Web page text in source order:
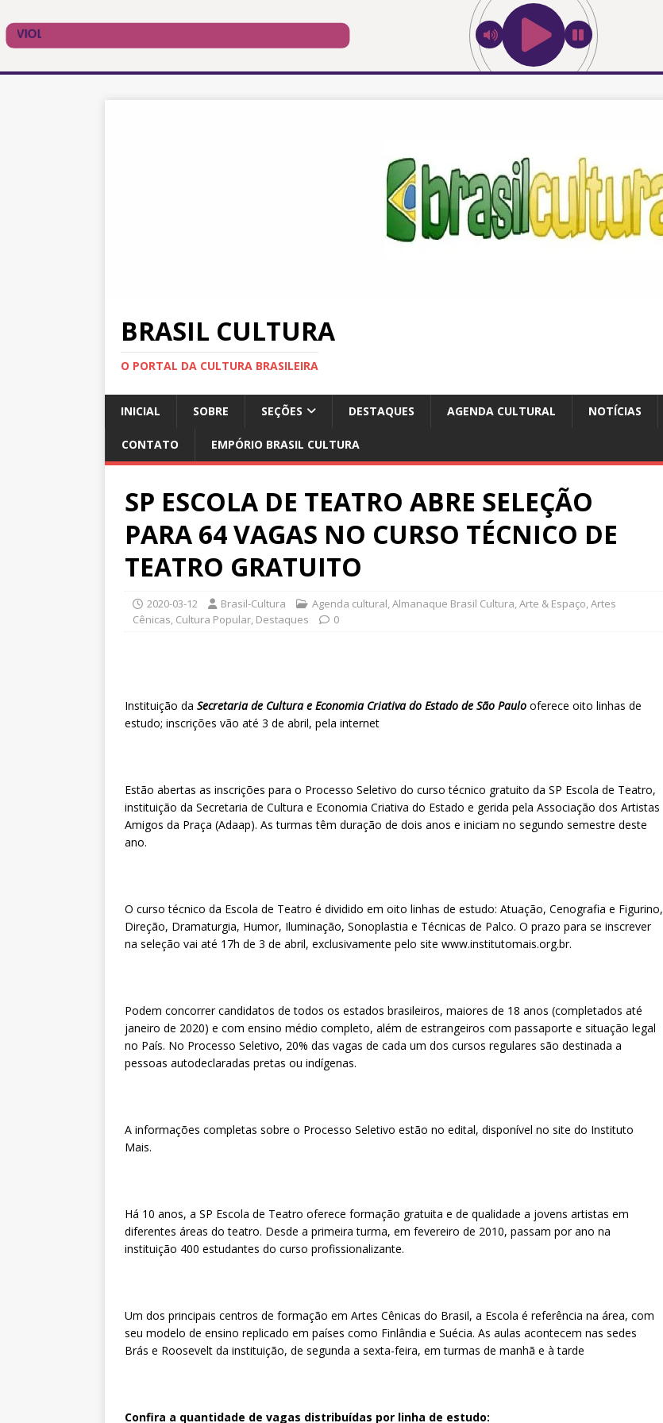
BRASIL CULTURA
O PORTAL DA CULTURA BRASILEIRA
INICIAL SOBRE SEÇÕES DESTAQUES AGENDA CULTURAL NOTÍCIAS
CONTATO EMPÓRIO BRASIL CULTURA
SP ESCOLA DE TEATRO ABRE SELEÇÃO
PARA 64 VAGAS NO CURSO TÉCNICO DE
TEATRO GRATUITO
2020-03-12 Brasil-Cultura Agenda cultural,Almanaque Brasil Cultura,Arte & Espaço,Artes
Cênicas, Cultura Popular, Destaques 0
Instituição da Secretaria de Cultura e Economia Criativa do Estado de São Paulo oferece oito linhas de
estudo; inscrições vão até 3 de abril, pela internet
Estão abertas as inscrições para o Processo Seletivo do curso técnico gratuito da SP Escola de Teatro,
instituição da Secretaria de Cultura e Economia Criativa do Estado e gerida pela Associação dos Artistas
Amigos da Praça (Adaap). As turmas têm duração de dois anos e iniciam no segundo semestre deste
ano.
O curso técnico da Escola de Teatro é dividido em oito linhas de estudo: Atuação, Cenografia e Figurino,
Direção, Dramaturgia, Humor, Iluminação, Sonoplastia e Técnicas de Palco. O prazo para se inscrever
na seleção vai até 17h de 3 de abril, exclusivamente pelo site www.institutomais.org.br.
Podem concorrer candidatos de todos os estados brasileiros, maiores de 18 anos (completados até
janeiro de 2020) e com ensino médio completo, além de estrangeiros com passaporte e situação legal
no País. No Processo Seletivo, 20% das vagas de cada um dos cursos regulares são destinada a
pessoas autodeclaradas pretas ou indígenas.
A informações completas sobre o Processo Seletivo estão no edital, disponível no site do Instituto
Mais.
Há 10 anos, a SP Escola de Teatro oferece formação gratuita e de qualidade a jovens artistas em
diferentes áreas do teatro. Desde a primeira turma, em fevereiro de 2010, passam por ano na
instituição 400 estudantes do curso profissionalizante.
Um dos principais centros de formação em Artes Cênicas do Brasil, a Escola é referência na área, com
seu modelo de ensino replicado em países como Finlândia e Suécia. As aulas acontecem nas sedes
Brás e Roosevelt da instituição, de segunda a sexta-feira, em turmas de manhã e à tarde
Confira a quantidade de vagas distribuídas por linha de estudo: